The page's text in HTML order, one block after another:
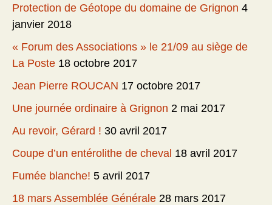
Protection de Géotope du domaine de Grignon 4
janvier 2018
« Forum des Associations » le 21/09 au siège de
La Poste 18 octobre 2017
Jean Pierre ROUCAN 17 octobre 2017
Une journée ordinaire à Grignon 2 mai 2017
Au revoir, Gérard ! 30 avril 2017
Coupe d’un entérolithe de cheval 18 avril 2017
Fumée blanche! 5 avril 2017
18 mars Assemblée Générale 28 mars 2017